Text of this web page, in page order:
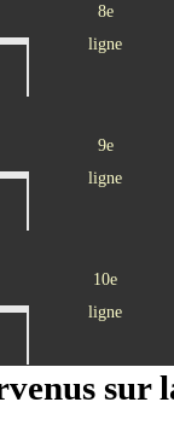
8e
ligne
9e
ligne
10e
ligne
sur